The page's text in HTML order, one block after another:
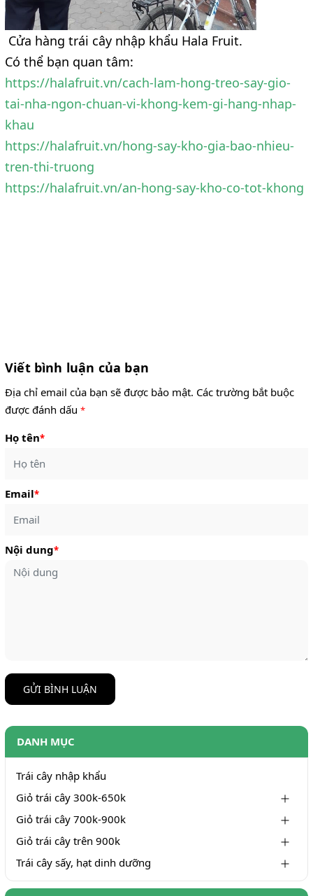
Cửa hàng trái cây nhập khẩu Hala Fruit.
Có thể bạn quan tâm:
https://halafruit.vn/cach-lam-hong-treo-say-gio-
tai-nha-ngon-chuan-vi-khong-kem-gi-hang-nhap-
khau
https://halafruit.vn/hong-say-kho-gia-bao-nhieu-
tren-thi-truong
https://halafruit.vn/an-hong-say-kho-co-tot-khong
Viết bình luận của bạn
Địa chỉ email của bạn sẽ được bảo mật. Các trường bắt buộc
được đánh dấu *
Họ tên*
Email*
Nội dung*
GỬI BÌNH LUẬN
DANH MỤC
Trái cây nhập khẩu
Giỏ trái cây 300k-650k
Giỏ trái cây 700k-900k
Giỏ trái cây trên 900k
Trái cây sấy, hạt dinh dưỡng